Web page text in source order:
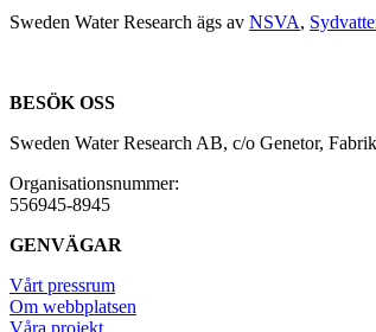
Sweden Water Research ägs av NSVA,
BESÖK OSS
Sweden Water Research AB, c/o Genetor,
Organisationsnummer:
556945-8945
GENVÄGAR
Vårt pressrum
Om webbplatsen